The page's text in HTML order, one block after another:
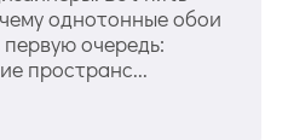
однотонные обои
очередь:
пространс...